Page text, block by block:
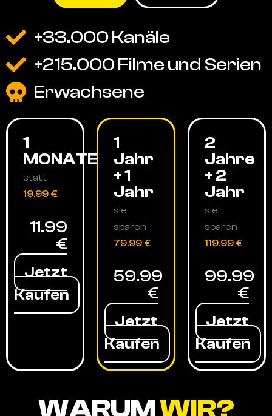
+33.000 Kanäle
+215.000 Filme und Serien
Erwachsene
1
MONATE
statt
19.99 €
11.99
€
Jetzt
Kaufen
1
Jahr
+ 1
Jahr
sie
sparen
79.99 €
59.99
€
Jetzt
Kaufen
2
Jahre
+ 2
Jahr
sie
sparen
119.99 €
99.99
€
Jetzt
Kaufen
WARUMWIR?